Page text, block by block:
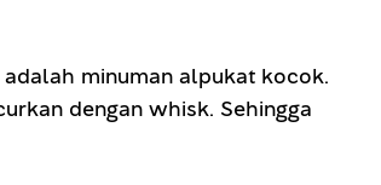
minuman alpukat kocok.
dengan whisk. Sehingga